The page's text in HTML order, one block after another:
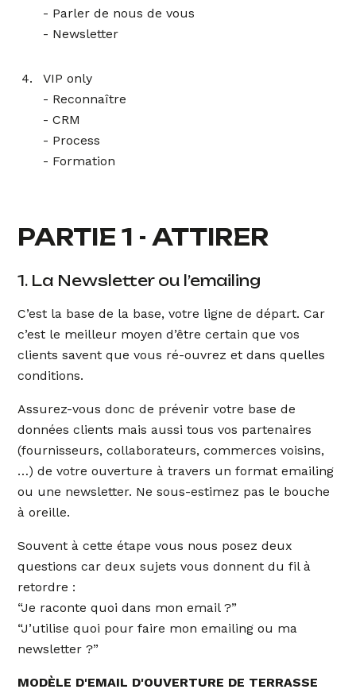
- Parler de nous de vous
- Newsletter
VIP only
- Reconnaître
- CRM
- Process
- Formation
PARTIE 1 - ATTIRER
1. La Newsletter ou l’emailing
C’est la base de la base, votre ligne de départ. Car
c’est le meilleur moyen d’être certain que vos
clients savent que vous ré-ouvrez et dans quelles
conditions.
Assurez-vous donc de prévenir votre base de
données clients mais aussi tous vos partenaires
(fournisseurs, collaborateurs, commerces voisins,
…) de votre ouverture à travers un format emailing
ou une newsletter. Ne sous-estimez pas le bouche
à oreille.
Souvent à cette étape vous nous posez deux
questions car deux sujets vous donnent du fil à
retordre :
“Je raconte quoi dans mon email ?”
“J’utilise quoi pour faire mon emailing ou ma
newsletter ?”
MODÈLE D'EMAIL D'OUVERTURE DE TERRASSE